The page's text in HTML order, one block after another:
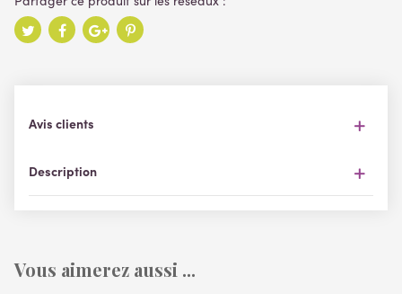
Description
Avis clients
Vous aimerez aussi ...